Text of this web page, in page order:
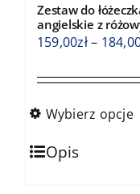
Zestaw do
angielskie z
159,00zł–
Wybierz opcje
Ten
produkt
Opis